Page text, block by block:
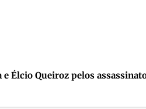
Élcio Queiroz pelos